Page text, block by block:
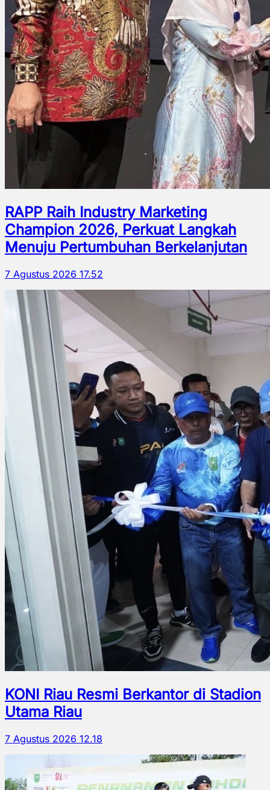
RAPP Raih Industry Marketing
Champion 2026, Perkuat Langkah
Menuju Pertumbuhan Berkelanjutan
7 Agustus 2026 17.52
KONI Riau Resmi Berkantor di Stadion
Utama Riau
7 Agustus 2026 12.18